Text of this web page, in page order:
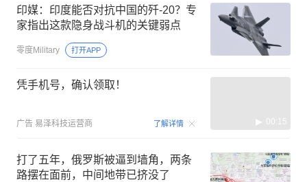
印媒：印度能否对抗中国的歼-20？专
家指出这款隐身战斗机的关键弱点
零度Military 打开APP
凭手机号，确认领取！
广告 易泽科技运营商 了解详情 00:15
打了五年，俄罗斯被逼到墙角，两条
路摆在面前，中间地带已挤没了